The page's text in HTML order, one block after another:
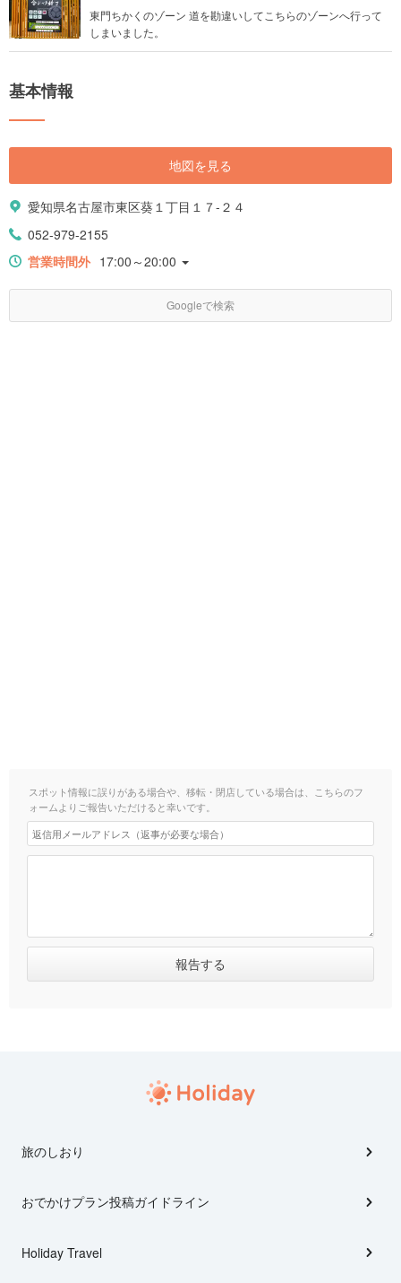
東門ちかくのゾーン 道を勘違いしてこちらのゾーンへ行って
しまいました。
基本情報
地図を見る
愛知県名古屋市東区葵１丁目１７-２４
052-979-2155
営業時間外 17:00～20:00
Googleで検索
スポット情報に誤りがある場合や、移転・閉店している場合は、こちらのフ
ォームよりご報告いただけると幸いです。
旅のしおり
おでかけプラン投稿ガイドライン
Holiday Travel